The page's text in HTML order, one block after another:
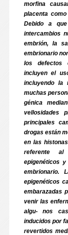
morfina
placenta
Debido a
intercambios
embrión, la
embrionario
los defectos
incluyen el
incluyendo la
muchas
génica
vellosidades
principales
drogas están
en las
referente al
epigenéticos
embrionario.
epigenéticos
embarazadas
venir las
algu- nos
inducidos por
revertidos